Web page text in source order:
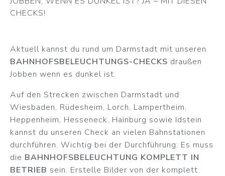
CHECKS!
Aktuell kannst du rund um Darmstadt mit unseren
BAHNHOFSBELEUCHTUNGS-CHECKS draußen
Jobben wenn es dunkel ist.
Auf den Strecken zwischen Darmstadt und
Wiesbaden, Rüdesheim, Lorch, Lampertheim,
Heppenheim, Hesseneck, Hainburg sowie Idstein
kannst du unseren Check an vielen Bahnstationen
durchführen. Wichtig bei der Durchführung: Es muss
die BAHNHOFSBELEUCHTUNG KOMPLETT IN
BETRIEB sein. Erstelle Bilder von der komplett